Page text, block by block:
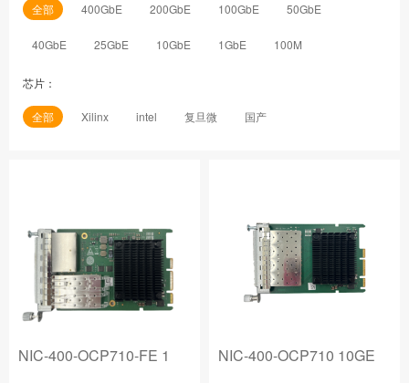
全部 400GbE 200GbE 100GbE 50GbE
40GbE 25GbE 10GbE 1GbE 100M
芯片：
全部 Xilinx intel 复旦微 国产
NIC-400-OCP710-FE 1 NIC-400-OCP710 10GE